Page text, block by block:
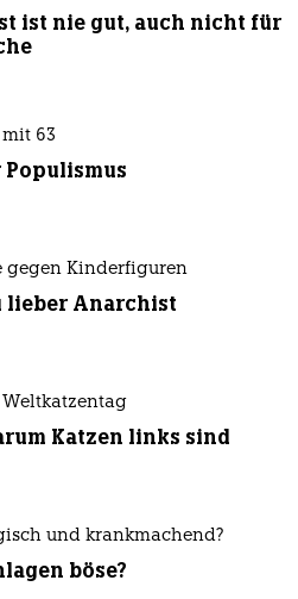
ist nie gut, auch nicht für
mit 63
Populismus
gegen Kinderfiguren
lieber Anarchist
Katzen links sind
und krankmachend?
böse?